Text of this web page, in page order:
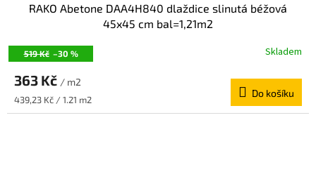
519 Kč –30 %
RAKO Abetone DAA4H840 dlaždice slinutá béžová
45x45 cm bal=1,21m2
Skladem
363 Kč / m2
Měrná
cena:
439,23 Kč / 1.21 m2
Do košíku